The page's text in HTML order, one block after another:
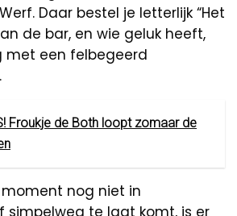
Daar bestel je letterlijk “Het
de bar, en wie geluk heeft,
met een felbegeerd
Froukje de Both loopt zomaar de
nog niet in
simpelweg te laat komt, is er